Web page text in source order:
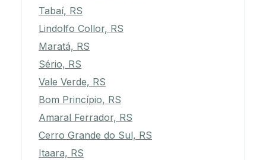
Tabaí, RS
Lindolfo Collor, RS
Maratá, RS
Sério, RS
Vale Verde, RS
Bom Princípio, RS
Amaral Ferrador, RS
Cerro Grande do Sul, RS
Itaara, RS